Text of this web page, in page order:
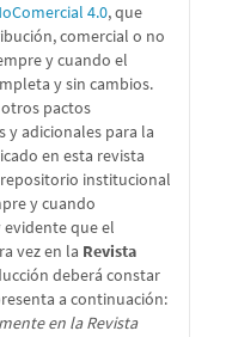
4.0, que
comercial o no
y cuando el
y sin cambios.
pactos
adicionales para la
en esta revista
institucional
y cuando
que el
vez en la Revista
deberá constar
a continuación:
en la Revista